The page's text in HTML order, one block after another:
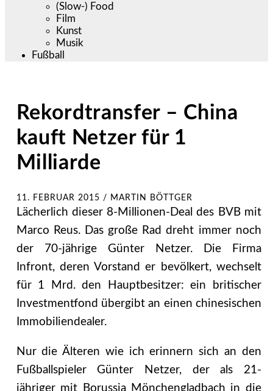
(Slow-) Food
Film
Kunst
Musik
Fußball
Rekordtransfer – China
kauft Netzer für 1
Milliarde
11. FEBRUAR 2015 / MARTIN BÖTTGER
Lächerlich dieser 8-Millionen-Deal des BVB mit
Marco Reus. Das große Rad dreht immer noch
der 70-jährige Günter Netzer. Die Firma
Infront, deren Vorstand er bevölkert, wechselt
für 1 Mrd. den Hauptbesitzer: ein britischer
Investmentfond übergibt an einen chinesischen
Immobiliendealer.
Nur die Älteren wie ich erinnern sich an den
Fußballspieler Günter Netzer, der als 21-
jähriger mit Borussia Mönchengladbach in die